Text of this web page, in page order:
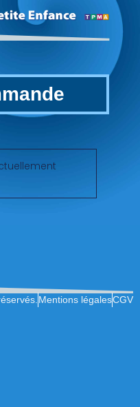
Mentions légalesCGV